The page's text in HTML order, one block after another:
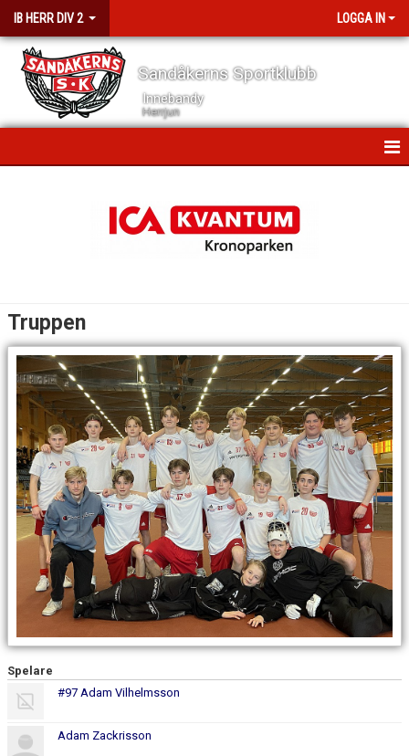
IB HERR DIV 2 LOGGA IN
Sandåkerns Sportklubb
Innebandy
Herrjun
ANSLAGSTAVLAN
BILDGALLERI
DOKUMENT
KONTAKT
MATCHER
Truppen
Spelare
#97 Adam Vilhelmsson
Adam Zackrisson